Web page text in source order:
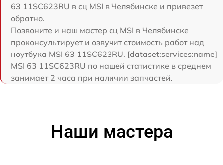
63 11SC623RU в сц MSI в Челябинске и привезет
обратно.
Позвоните и наш мастер сц MSI в Челябинске
проконсультирует и озвучит стоимость работ над
ноутбука MSI 63 11SC623RU. [dataset:services:name]
MSI 63 11SC623RU по нашей статистике в среднем
занимает 2 часа при наличии запчастей.
Наши мастера